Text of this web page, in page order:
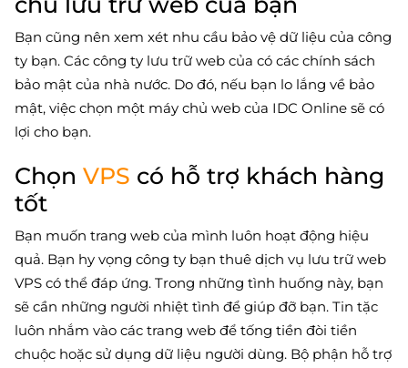
Bạn cũng nên xem xét nhu cầu bảo vệ dữ liệu của công
ty bạn. Các công ty lưu trữ web của có các chính sách
bảo mật của nhà nước. Do đó, nếu bạn lo lắng về bảo
mật, việc chọn một máy chủ web của IDC Online sẽ có
lợi cho bạn.
ChọnVPS có hỗ trợ khách hàng
tốt
Bạn muốn trang web của mình luôn hoạt động hiệu
quả. Bạn hy vọng công ty bạn thuê dịch vụ lưu trữ web
VPS có thể đáp ứng. Trong những tình huống này, bạn
sẽ cần những người nhiệt tình để giúp đỡ bạn. Tin tặc
luôn nhắm vào các trang web để tống tiền đòi tiền
chuộc hoặc sử dụng dữ liệu người dùng. Bộ phận hỗ trợ